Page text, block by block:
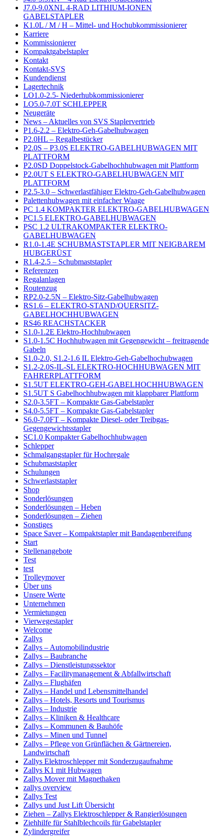
J7.0-9.0XNL 4-RAD LITHIUM-IONEN
GABELSTAPLER
K1.0L / M / H – Mittel- und Hochubkommissionierer
Karriere
Kommissionierer
Kompaktgabelstapler
Kontakt
Kontakt-SVS
Kundendienst
Lagertechnik
LO1.0-2.5- Niederhubkommissionierer
LO5.0-7.0T SCHLEPPER
Neugeräte
News – Aktuelles von SVS Staplervertrieb
P1.6-2.2 – Elektro-Geh-Gabelhubwagen
P2.0HL – Regalbestücker
P2.0S – P3.0S ELEKTRO-GABELHUBWAGEN MIT
PLATTFORM
P2.0SD Doppelstock-Gabelhochhubwagen mit Plattform
P2.0UT S ELEKTRO-GABELHUBWAGEN MIT
PLATTFORM
P2.5-3.0 – Schwerlastfähiger Elektro-Geh-Gabelhubwagen
Palettenhubwagen mit einfacher Waage
PC 1.4 KOMPAKTER ELEKTRO-GABELHUBWAGEN
PC1.5 ELEKTRO-GABELHUBWAGEN
PSC 1.2 ULTRAKOMPAKTER ELEKTRO-
GABELHUBWAGEN
R1.0-1.4E SCHUBMASTSTAPLER MIT NEIGBAREM
HUBGERÜST
R1.4-2.5 – Schubmaststapler
Referenzen
Regalanlagen
Routenzug
RP2.0-2.5N – Elektro-Sitz-Gabelhubwagen
RS1.6 – ELEKTRO-STAND/QUERSITZ-
GABELHOCHHUBWAGEN
RS46 REACHSTACKER
S1.0-1.2E Elektro-Hochhubwagen
S1.0-1.5C Hochhubwagen mit Gegengewicht – freitragende
Gabeln
S1.0-2.0, S1.2-1.6 IL Elektro-Geh-Gabelhochubwagen
S1.2-2.0S-IL-SL ELEKTRO-HOCHHUBWAGEN MIT
FAHRERPLATTFORM
S1.5UT ELEKTRO-GEH-GABELHOCHHUBWAGEN
S1.5UT S Gabelhochhubwagen mit klappbarer Plattform
S2.0-3.5FT – Kompakte Gas-Gabelstapler
S4.0-5.5FT – Kompakte Gas-Gabelstapler
S6.0-7.0FT – Kompakte Diesel- oder Treibgas-
Gegengewichtsstapler
SC1.0 Kompakter Gabelhochhubwagen
Schlepper
Schmalgangstapler für Hochregale
Schubmaststapler
Schulungen
Schwerlaststapler
Shop
Sonderlösungen
Sonderlösungen – Heben
Sonderlösungen – Ziehen
Sonstiges
Space Saver – Kompaktstapler mit Bandagenbereifung
Start
Stellenangebote
Test
test
Trolleymover
Über uns
Unsere Werte
Unternehmen
Vermietungen
Vierwegestapler
Welcome
Zallys
Zallys – Automobilindustrie
Zallys – Baubranche
Zallys – Dienstleistungssektor
Zallys – Facilitymanagement & Abfallwirtschaft
Zallys – Flughäfen
Zallys – Handel und Lebensmittelhandel
Zallys – Hotels, Resorts und Tourismus
Zallys – Industrie
Zallys – Kliniken & Healthcare
Zallys – Kommunen & Bauhöfe
Zallys – Minen und Tunnel
Zallys – Pflege von Grünflächen & Gärtnereien,
Landwirtschaft
Zallys Elektroschlepper mit Sonderzugaufnahme
Zallys K1 mit Hubwagen
Zallys Mover mit Magnethaken
zallys overview
Zallys Test
Zallys und Just Lift Übersicht
Ziehen – Zallys Elektroschlepper & Rangierlösungen
Ziehhilfe für Stahlblechcoils für Gabelstapler
Zylindergreifer